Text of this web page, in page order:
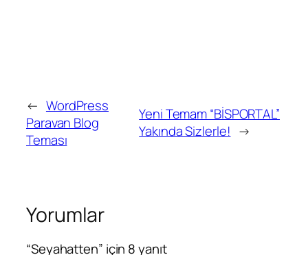
← WordPress
Paravan Blog
Teması
Yeni Temam “BİSPORTAL”
Yakında Sizlerle! →
Yorumlar
“Seyahatten” için 8 yanıt